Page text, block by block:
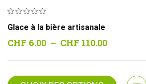
Glace à la bière artisanale
CHF 6.00 – CHF 110.00Plage
CHF 6.00